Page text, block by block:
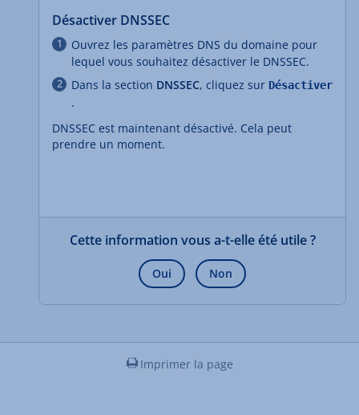
Désactiver DNSSEC
Ouvrez les paramètres DNS du domaine pour
lequel vous souhaitez désactiver le DNSSEC.
Dans la section DNSSEC, cliquez sur Désactiver
.
DNSSEC est maintenant désactivé. Cela peut
prendre un moment.
Cette information vous a-t-elle été utile ?
Oui Non
Imprimer la page